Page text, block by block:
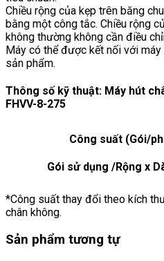
Chiều rộng của kẹp trên băng
bằng một công tắc. Chiều rộng
không thường không cần điều
Máy có thể được kết nối với
sản phẩm.
Thông số kỹ thuật: Máy hút
FHVV-8-275
Công suất (Gói/
Gói sử dụng /Rộng x
*Công suất thay đổi theo kích
chân không.
Sản phẩm tương tự